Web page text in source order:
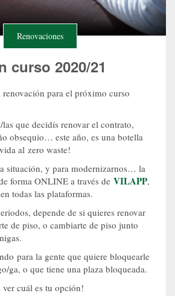
Renovaciones
curso 2020/21
renovación para el próximo curso
que decidís renovar el contrato,
obsequio… este año, es una botella
al zero waste!
situación, y para modernizarnos… la
forma ONLINE a través de VILAPP,
todas las plataformas.
depende de si quieres renovar
de piso, o cambiarte de piso junto
para la gente que quiere bloquearle
ga, o que tiene una plaza bloqueada.
ver cuál es tu opción!